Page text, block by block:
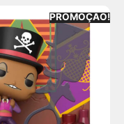
PROMOÇÃO!